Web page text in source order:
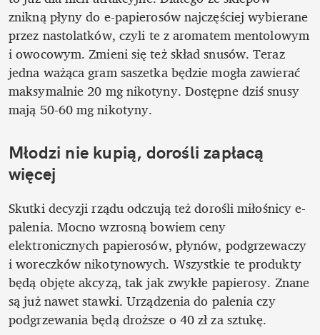
znikną płyny do e-papierosów najczęściej wybierane
przez nastolatków, czyli te z aromatem mentolowym
i owocowym. Zmieni się też skład snusów. Teraz
jedna ważąca gram saszetka będzie mogła zawierać
maksymalnie 20 mg nikotyny. Dostępne dziś snusy
mają 50-60 mg nikotyny.
Młodzi nie kupią, dorośli zapłacą
więcej
Skutki decyzji rządu odczują też dorośli miłośnicy e-
palenia. Mocno wzrosną bowiem ceny
elektronicznych papierosów, płynów, podgrzewaczy
i woreczków nikotynowych. Wszystkie te produkty
będą objęte akcyzą, tak jak zwykłe papierosy. Znane
są już nawet stawki. Urządzenia do palenia czy
podgrzewania będą droższe o 40 zł za sztukę.